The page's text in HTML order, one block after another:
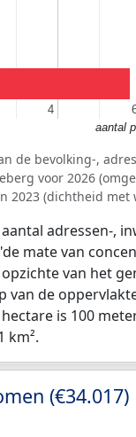
4
4
aantal
de bevolking-,
voor 2026
2023 (dichtheid met
adressen-,
mate van
van het
van de
is 100
km².
(€34.017)